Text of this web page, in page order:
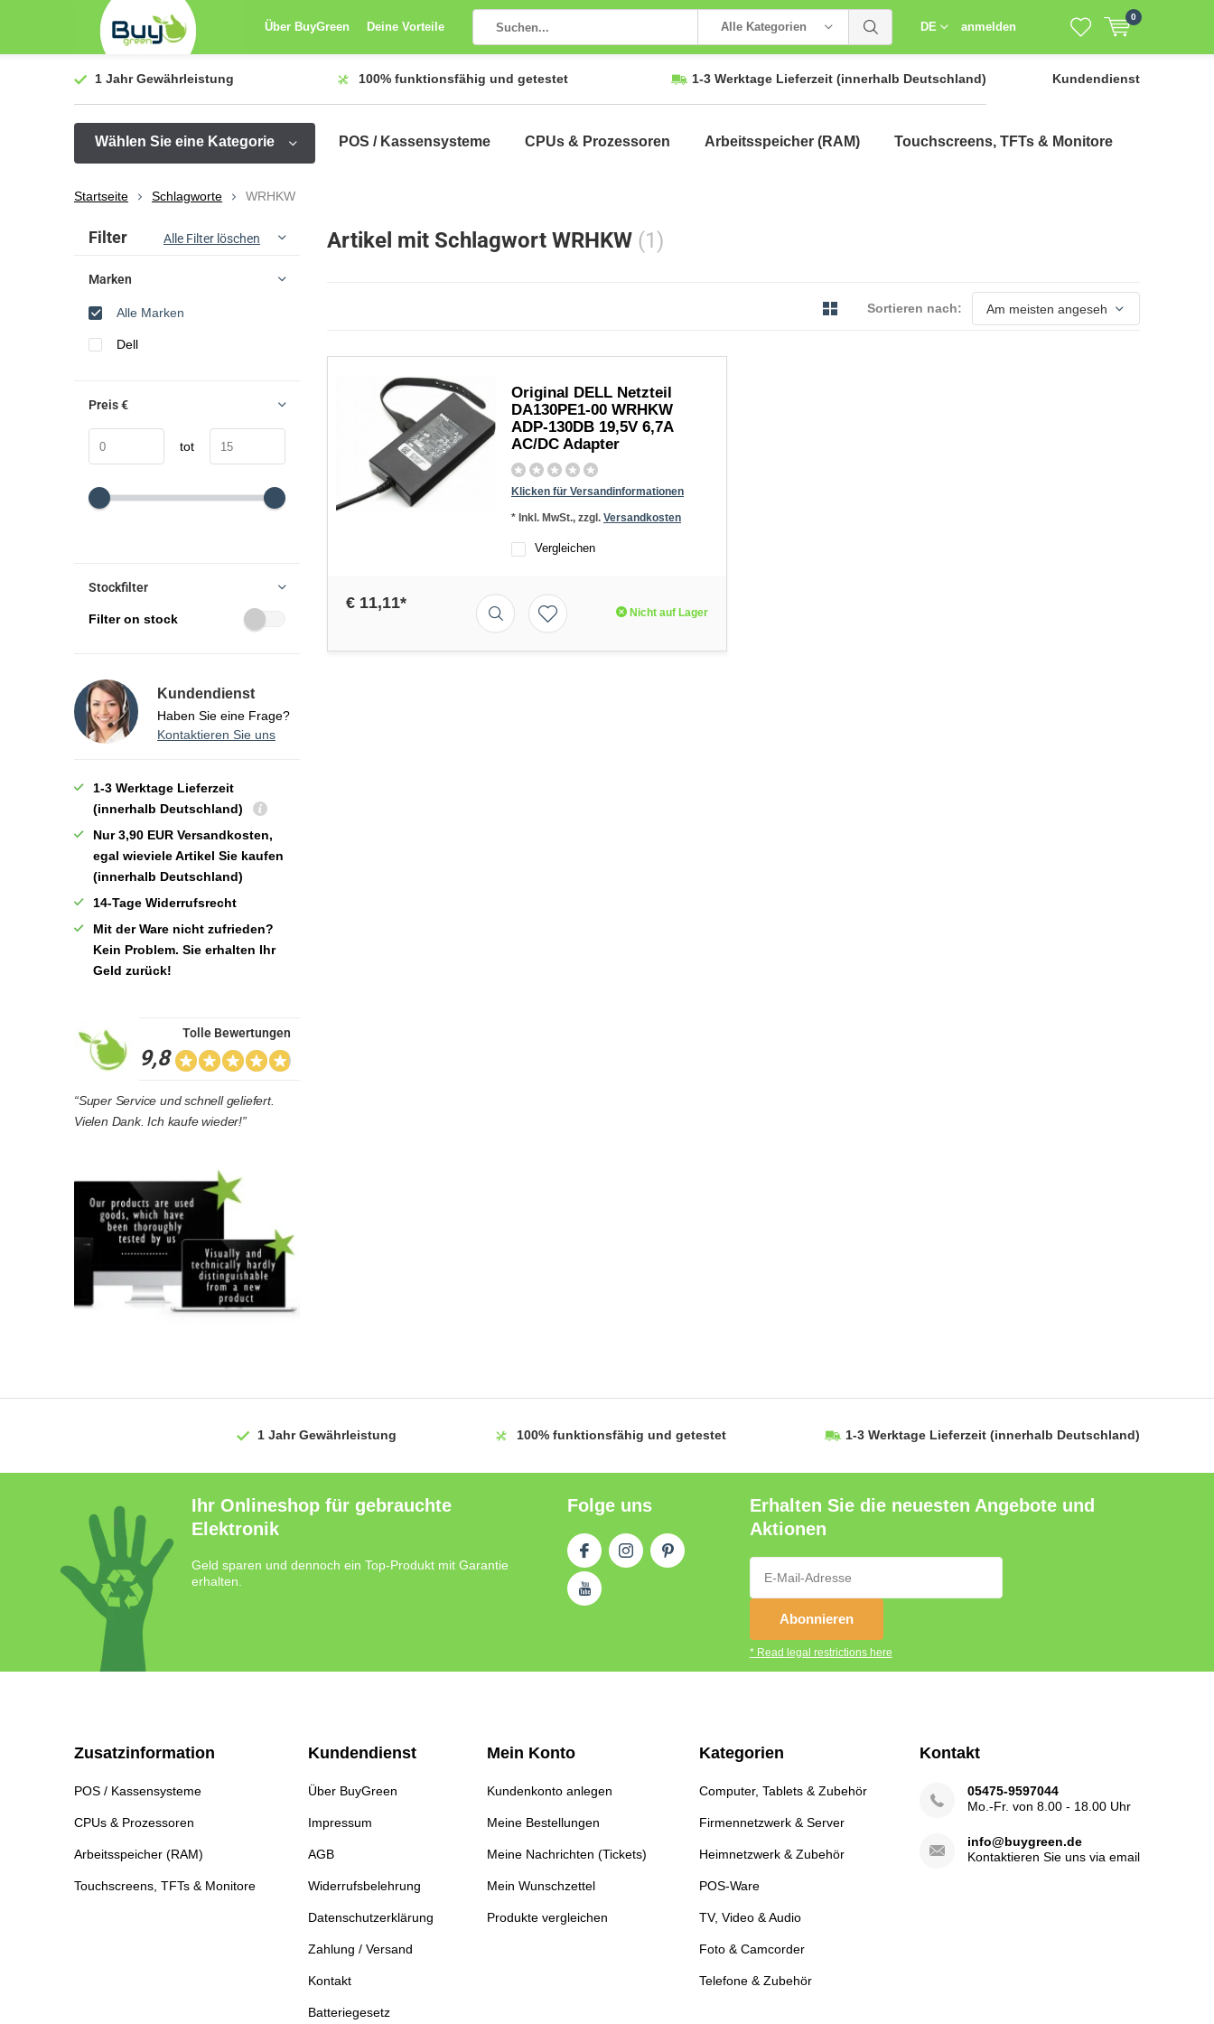
Über BuyGreen Deine Vorteile Alle Kategorien DE anmelden
0
1 JahrGewährleistung 100% funktionsfähig und getestet 1-3 Werktage Lieferzeit (innerhalb Deutschland) Kundendienst
Wählen Sie eine Kategorie POS / Kassensysteme CPUs & Prozessoren Arbeitsspeicher (RAM) Touchscreens, TFTs & Monitore
Startseite Schlagworte WRHKW
Artikel mit Schlagwort WRHKW (1)
Sortieren nach:
Original DELL Netzteil
DA130PE1-00 WRHKW
ADP-130DB 19,5V 6,7A
AC/DC Adapter
Klicken für Versandinformationen
* Inkl. MwSt., zzgl. Versandkosten
Vergleichen
€ 11,11*
Nicht auf Lager
Sortieren nach:
Filter Alle Filter löschen
Marken
Alle Marken
Dell
Preis€
tot
Stockfilter
Filter on stock
Kundendienst
Haben Sie eine Frage?
Kontaktieren Sie uns
1-3 Werktage Lieferzeit
(innerhalb Deutschland)
Nur 3,90 EUR Versandkosten,
egal wieviele Artikel Sie kaufen
(innerhalb Deutschland)
14-Tage Widerrufsrecht
Mit der Ware nicht zufrieden?
Kein Problem. Sie erhalten Ihr
Geld zurück!
9,8
Tolle Bewertungen
“Super Service und schnell geliefert.
Vielen Dank. Ich kaufe wieder!”
1 JahrGewährleistung 100% funktionsfähig und getestet 1-3 Werktage Lieferzeit (innerhalb Deutschland)
Ihr Onlineshop für gebrauchte
Elektronik
Geld sparen und dennoch ein Top-Produkt mit Garantie
erhalten.
Folge uns
Erhalten Sie die neuesten Angebote und
Aktionen
Abonnieren
* Read legal restrictions here
Zusatzinformation
POS / Kassensysteme
CPUs & Prozessoren
Arbeitsspeicher (RAM)
Touchscreens, TFTs & Monitore
Kundendienst
Über BuyGreen
Impressum
AGB
Widerrufsbelehrung
Datenschutzerklärung
Zahlung / Versand
Kontakt
Batteriegesetz
Mein Konto
Kundenkonto anlegen
Meine Bestellungen
Meine Nachrichten (Tickets)
Mein Wunschzettel
Produkte vergleichen
Kategorien
Computer, Tablets & Zubehör
Firmennetzwerk & Server
Heimnetzwerk & Zubehör
POS-Ware
TV, Video & Audio
Foto & Camcorder
Telefone & Zubehör
Kontakt
05475-9597044
Mo.-Fr. von 8.00 - 18.00 Uhr
info@buygreen.de
Kontaktieren Sie uns via email